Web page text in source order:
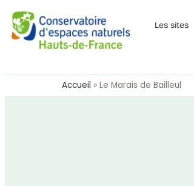
Les sites
Accueil » Le Marais de Bailleul